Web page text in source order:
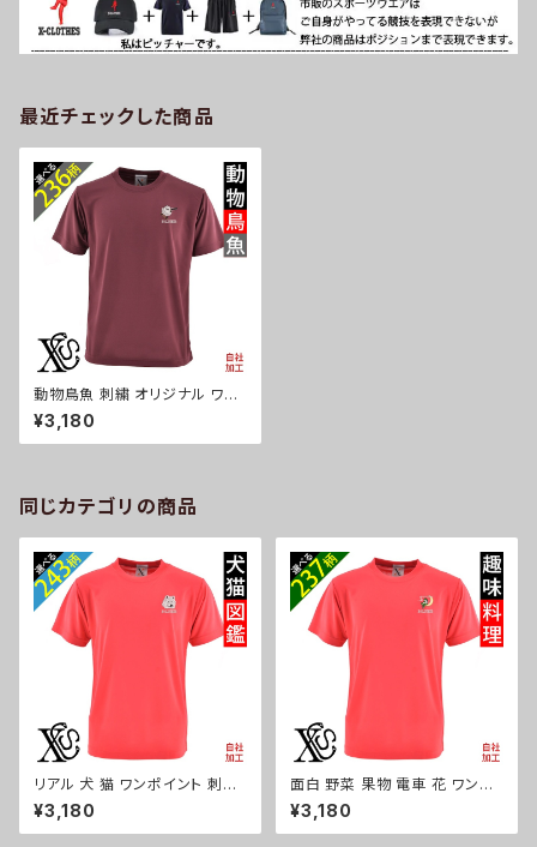
最近チェックした商品
動物鳥魚 刺繍 オリジナル ワン
ポイント 柔らかい肌触り 4.7オ
ンス ドライ 半袖 Tシャツ シル
キ-タッチ 吸水速乾 UVカット 雑
レディース ori-am-tst7-r06-
s
¥3,180
同じカテゴリの商品
リアル 犬 猫 ワンポイント 刺繍
柔らかい肌触り 4.7オンス ドラ
イ 半袖 Tシャツ シルキ-タッチ
吸水速乾 UVカット 雑貨 グッズ
¥3,180
面白 野菜 果物 電車 花 ワンポ
イント 刺繍 柔らかい肌触り 4.7
オンス ドライ 半袖 Tシャツ シル
キ-タッチ 吸水速乾 UVカット 雑
¥3,180